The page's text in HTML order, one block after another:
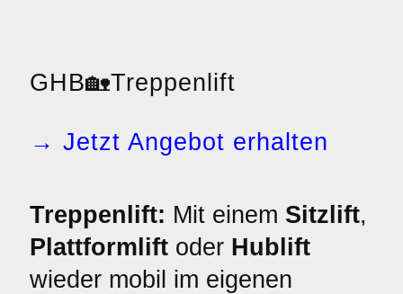
GHB🏡Treppenlift
→ Jetzt Angebot erhalten
Treppenlift: Mit einem Sitzlift,
Plattformlift oder Hublift
wieder mobil im eigenen